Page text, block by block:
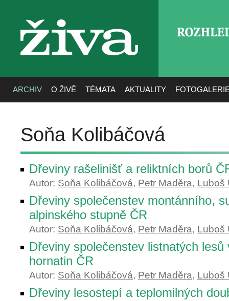
živa
ARCHIV O ŽIVĚ TÉMATA AKTUALITY
Soňa Kolibáčová
Dřeviny rašelinišť a reliktních borů
Autor: Soňa Kolibáčová, Petr Maděra, Luboš
Dřeviny společenstev montánního,
alpinského stupně ČR
Autor: Soňa Kolibáčová, Petr Maděra, Luboš
Dřeviny společenstev listnatých lesů
hornatin ČR
Autor: Soňa Kolibáčová, Petr Maděra, Luboš
Dřeviny lesostepí a teplomilných